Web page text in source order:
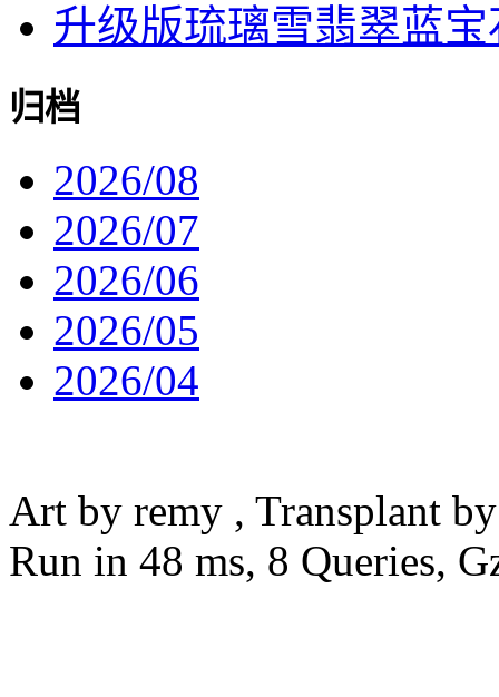
升级版琉璃雪翡翠蓝宝
归档
2026/08
2026/07
2026/06
2026/05
2026/04
Art by remy , Transplant
Run in 48 ms, 8 Queries,